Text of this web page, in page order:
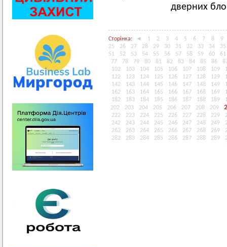
дверних
Сторінка: ◄ 1 2 3 4 5 6 7 8
9
25
26 27 28 29 30 31 32 33 34
35
51
52 53 54 55 56 57 58 59 60
61
77
78 79 80 81 82 83 84 85 86
102
103 104 105 106 107 108 109
122
123 124 125 126 127 128 129
142
143 144 145 146 147 148 149
162
163 164 165 166 167 168 169
182
183 184 185 186 187 188 189
202
203 204 205 206 207 208 209
222 223 224 225 226 227 228 229
242
243 244 245 246 247 248 249
262
263 264 265 266 267 268 269
282
283 284 285 286 287 288 289